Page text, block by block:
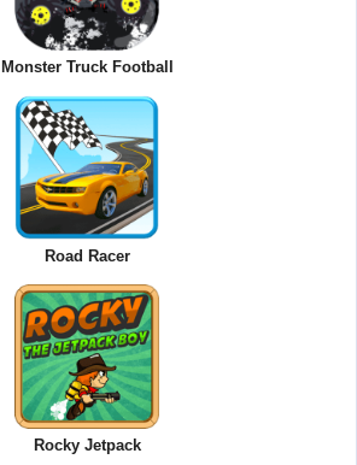
Monster Truck Football
Road Racer
Rocky Jetpack